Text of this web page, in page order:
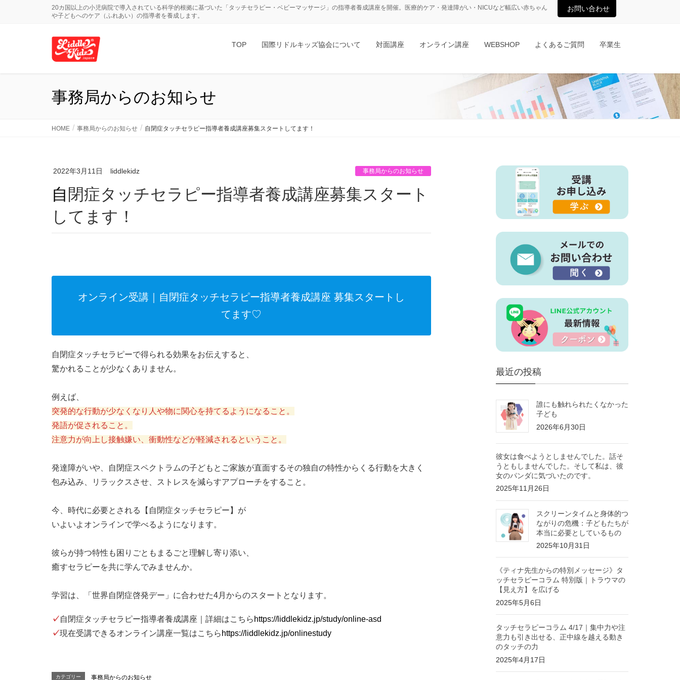
20カ国以上の小児病院で導入されている科学的根拠に基づいた「タッチセラピー・ベビーマッサージ」の指導者養成講座を開催。医療的ケア・発達障がい・NICUなど幅広い赤ちゃん
や子どもへのケア（ふれあい）の指導者を養成します。
お問い合わせ
TOP 国際リドルキッズ協会について 対面講座 オンライン講座 WEBSHOP よくあるご質問 卒業生
事務局からのお知らせ
HOME 事務局からのお知らせ 自閉症タッチセラピー指導者養成講座募集スタートしてます！
2022年3月11日 liddlekidz 事務局からのお知らせ
自閉症タッチセラピー指導者養成講座募集スタート
してます！
オンライン受講｜自閉症タッチセラピー指導者養成講座 募集スタートし
てます♡
自閉症タッチセラピーで得られる効果をお伝えすると、
驚かれることが少なくありません。
例えば、
突発的な行動が少なくなり人や物に関心を持てるようになること。
発語が促されること。
注意力が向上し接触嫌い、衝動性などが軽減されるということ。
発達障がいや、自閉症スペクトラムの子どもとご家族が直面するその独自の特性からくる行動を大きく
包み込み、リラックスさせ、ストレスを減らすアプローチをすること。
今、時代に必要とされる【自閉症タッチセラピー】が
いよいよオンラインで学べるようになります。
彼らが持つ特性も困りごともまるごと理解し寄り添い、
癒すセラピーを共に学んでみませんか。
学習は、「世界自閉症啓発デー」に合わせた4月からのスタートとなります。
✓自閉症タッチセラピー指導者養成講座｜詳細はこちら https://liddlekidz.jp/study/online-asd
✓現在受講できるオンライン講座一覧はこちら https://liddlekidz.jp/onlinestudy
カテゴリー 事務局からのお知らせ
最近の投稿
誰にも触れられたくなかった
子ども
2026年6月30日
彼女は食べようとしませんでした。話そ
うともしませんでした。そして私は、彼
女のパンダに気づいたのです。
2025年11月26日
スクリーンタイムと身体的つ
ながりの危機：子どもたちが
本当に必要としているもの
2025年10月31日
《ティナ先生からの特別メッセージ》タ
ッチセラピーコラム 特別版｜トラウマの
【見え方】を広げる
2025年5月6日
タッチセラピーコラム 4/17｜集中力や注
意力も引き出せる、正中線を越える動き
のタッチの力
2025年4月17日